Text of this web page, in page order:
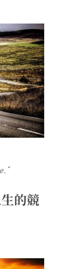
的競